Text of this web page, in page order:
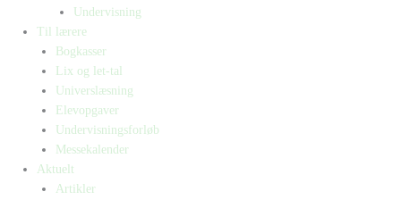
Undervisning
Til lærere
Bogkasser
Lix og let-tal
Universlæsning
Elevopgaver
Undervisningsforløb
Messekalender
Aktuelt
Artikler